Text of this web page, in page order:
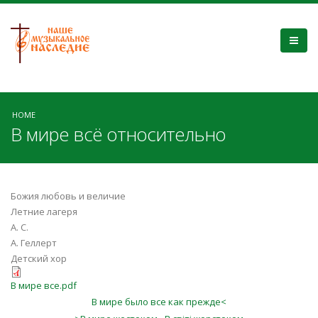
HOME
В мире всё относительно
Божия любовь и величие
Летние лагеря
А. С.
А. Геллерт
Детский хор
В мире все.pdf
В мире было все как прежде<